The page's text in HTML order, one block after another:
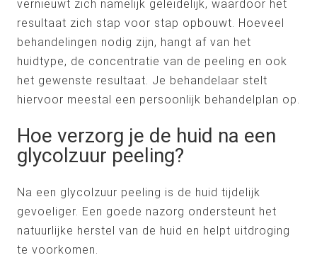
vernieuwt zich namelijk geleidelijk, waardoor het
resultaat zich stap voor stap opbouwt. Hoeveel
behandelingen nodig zijn, hangt af van het
huidtype, de concentratie van de peeling en ook
het gewenste resultaat. Je behandelaar stelt
hiervoor meestal een persoonlijk behandelplan op.
Hoe verzorg je de huid na een
glycolzuur peeling?
Na een glycolzuur peeling is de huid tijdelijk
gevoeliger. Een goede nazorg ondersteunt het
natuurlijke herstel van de huid en helpt uitdroging
te voorkomen.